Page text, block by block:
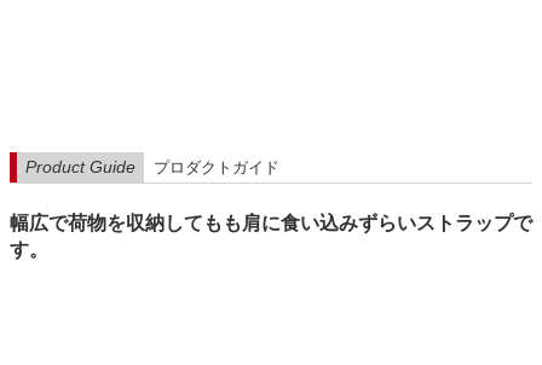
Product Guide プロダクトガイド
幅広で荷物を収納してもも肩に食い込みずらいストラップで
す。